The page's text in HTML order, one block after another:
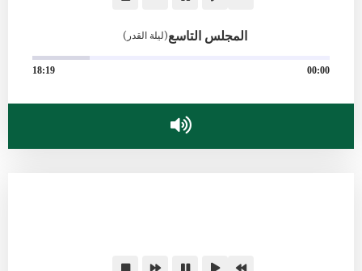
المجلس التاسع(ليلة القدر)
00:00
18:19